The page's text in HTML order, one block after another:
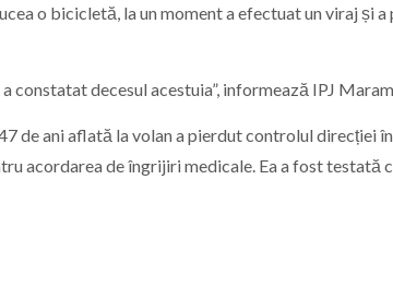
o bicicletă, la un moment a efectuat un viraj și
constatat decesul acestuia”, informează IPJ
de ani aflată la volan a pierdut controlul direcției
acordarea de îngrijiri medicale. Ea a fost testată